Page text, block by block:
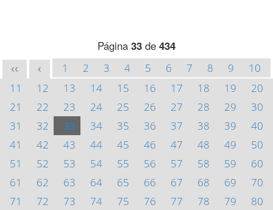
Página 33 de 434
<< < 1 2 3 4 5 6 7 8 9
10
11
12 13 14 15 16 17 18 19
20
21
22 23 24 25 26 27 28 29
30
31
32 33 34 35 36 37 38 39
40
41
42 43 44 45 46 47 48 49
50
51
52 53 54 55 56 57 58 59
60
61
62 63 64 65 66 67 68 69
70
71
72 73 74 75 76 77 78 79
80